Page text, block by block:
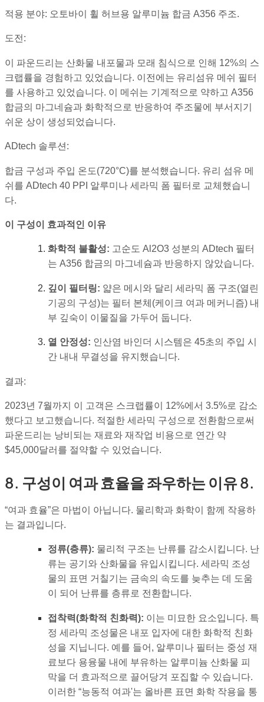
적용 분야: 오토바이 휠 허브용 알루미늄 합금 A356 주조.
도전:
이 파운드리는 산화물 내포물과 모래 침식으로 인해 12%의 스
크랩률을 경험하고 있었습니다. 이전에는 유리섬유 메쉬 필터
를 사용하고 있었습니다. 이 메쉬는 기계적으로 약하고 A356
합금의 마그네슘과 화학적으로 반응하여 주조물에 부서지기
쉬운 상이 생성되었습니다.
ADtech 솔루션:
합금 구성과 주입 온도(720°C)를 분석했습니다. 유리 섬유 메
쉬를 ADtech 40 PPI 알루미나 세라믹 폼 필터로 교체했습니
다.
이 구성이 효과적인 이유
화학적 불활성: 고순도 Al2O3성분의 ADtech 필터
는 A356 합금의 마그네슘과 반응하지 않았습니다.
깊이 필터링: 얇은 메시와 달리 세라믹 폼 구조(열린
기공의 구성)는 필터 본체(케이크 여과 메커니즘) 내
부 깊숙이 이물질을 가두어 둡니다.
열 안정성: 인산염 바인더 시스템은 45초의 주입 시
간 내내 무결성을 유지했습니다.
결과:
2023년 7월까지 이 고객은 스크랩률이 12%에서 3.5%로 감소
했다고 보고했습니다. 적절한 세라믹 구성으로 전환함으로써
파운드리는 낭비되는 재료와 재작업 비용으로 연간 약
$45,000달러를 절약할 수 있었습니다.
8. 구성이 여과 효율을 좌우하는 이유 8.
“여과 효율”은 마법이 아닙니다. 물리학과 화학이 함께 작용하
는 결과입니다.
정류(층류): 물리적 구조는 난류를 감소시킵니다. 난
류는 공기와 산화물을 유입시킵니다. 세라믹 조성
물의 표면 거칠기는 금속의 속도를 늦추는 데 도움
이 되어 난류를 층류로 전환합니다.
접착력(화학적 친화력): 이는 미묘한 요소입니다. 특
정 세라믹 조성물은 내포 입자에 대한 화학적 친화
성을 지닙니다. 예를 들어, 알루미나 필터는 중성 재
료보다 용융물 내에 부유하는 알루미늄 산화물 피
막을 더 효과적으로 끌어당겨 포집할 수 있습니다.
이러한 “능동적 여과'는 올바른 표면 화학 작용을 통